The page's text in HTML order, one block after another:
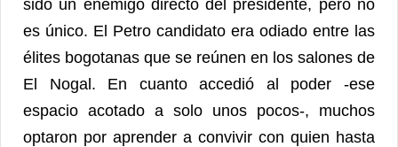
sido un enemigo directo del presidente, pero no
es único. El Petro candidato era odiado entre las
élites bogotanas que se reúnen en los salones de
El Nogal. En cuanto accedió al poder -ese
espacio acotado a solo unos pocos-, muchos
optaron por aprender a convivir con quien hasta